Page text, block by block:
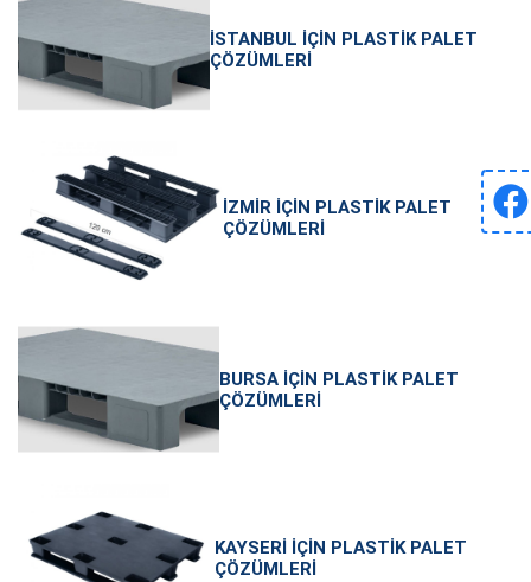
İSTANBUL İÇIN PLASTIK PALET
ÇÖZÜMLERI
İZMIR İÇIN PLASTIK PALET
ÇÖZÜMLERI
BURSA İÇIN PLASTIK PALET
ÇÖZÜMLERI
KAYSERI İÇIN PLASTIK PALET
ÇÖZÜMLERI